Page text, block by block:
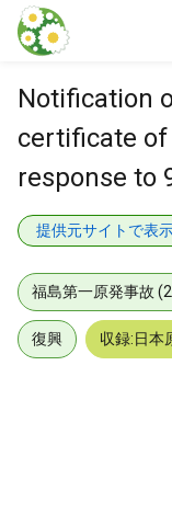
本文に飛ぶ
Notification
certificate of
response to
提供元サイトで表
福島第一原発事故
復興 収録:日本